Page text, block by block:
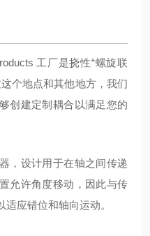
工厂是挠性“螺旋联
个地点和其他地方，我们
创建定制耦合以满足您的
，设计用于在轴之间传递
允许角度移动，因此与传
应错位和轴向运动。